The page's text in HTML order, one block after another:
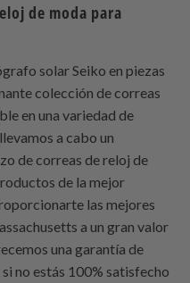
de moda para
solar Seiko en piezas
colección de correas
en una variedad de
, llevamos a cabo un
de correas de reloj de
de la mejor
las mejores
a un gran valor
una garantía de
no estás 100% satisfecho